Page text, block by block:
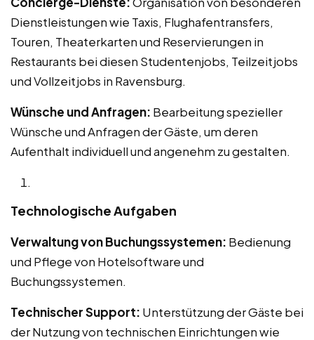
Dienstleistungen wie Taxis, Flughafentransfers,
Touren, Theaterkarten und Reservierungen in
Restaurants bei diesen Studentenjobs, Teilzeitjobs
und Vollzeitjobs in Ravensburg.
Wünsche und Anfragen: Bearbeitung spezieller
Wünsche und Anfragen der Gäste, um deren
Aufenthalt individuell und angenehm zu gestalten.
Technologische Aufgaben
Verwaltung von Buchungssystemen: Bedienung
und Pflege von Hotelsoftware und
Buchungssystemen.
Technischer Support: Unterstützung der Gäste bei
der Nutzung von technischen Einrichtungen wie